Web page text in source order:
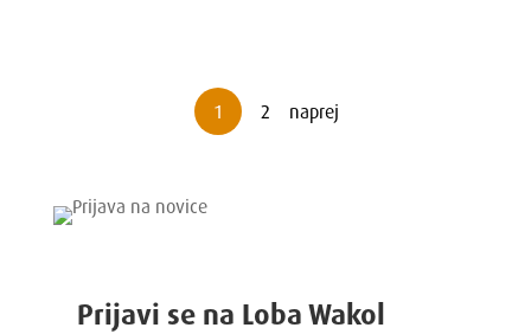
Možnosti
lahko
1 2 naprej
Prijavi se na Loba Wakol